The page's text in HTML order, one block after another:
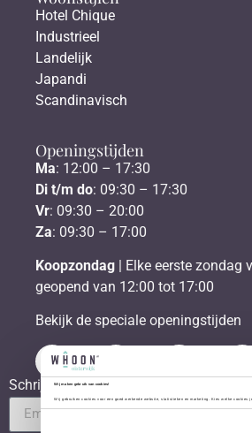
Wij maken gebruik van cookies!
Wij gebruiken cookies voor een goed werkende website, statistieken en marketing. Kies welke cookies
Hotel Chique
Industrieel
Landelijk
Japandi
Scandinavisch
Openingstijden
Ma: 12:00 – 17:30
Di t/m do: 09:30 – 17:30
Vr: 09:30 – 20:00
Za: 09:30 – 17:00
Koopzondag | Elke eerste zondag
geopend van 12:00 tot 17:00
Bekijk de speciale openingstijden
Schrijf je in voor de nieuwsbrief